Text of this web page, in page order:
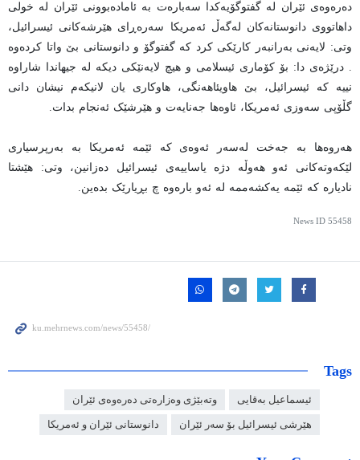
دەرەوەی ئێران لە گفتوگۆیەکدا سەبارەت بە ئامادەبوونی ئێران لە خولی
داهاتووی دانوستانەکان لەگەڵ ئەمریکا سەرەڕای هێرشەکانی ئیسرائیل،
وتی: لایەنی بەرانبەر کارێکی کرد کە گفتوگۆ و دانوستانی بێ واتا کردەوە
. درێژەی دا: بۆ کۆماری ئیسلامی و هیچ لایەنێکی دیکە لە جیهاندا شاراوە
نییە کە ئیسرائیل، بێ هاویئاهەنگی، هاوکاری یان لانیکەم نیشان دانی
گڵۆپی سەوزی ئەمریکا، ئاوەها جەنایەت و هێرشێک ئەنجام بدات.
هەروەها بە جەخت لەسەر ئەوەی کە ئێمە ئەمریکا بە بەرپرسیاری
لێکەوتەکانی ئەو هەوڵە دژە یاساییەی ئیسرائیل دەزانین، وتی: هێشتا
نادیارە کە ئێمە یەکشەممە لە ئەو بارەوە چ بڕیارێک بدەین.
News ID 55458
Tags
ئیسماعیل بەقایی وتەبێژی وەزارەتی دەرەوەی ئێران
هێرشی ئیسرائیل بۆ سەر ئێران دانوستانی ئێران و ئەمریکا